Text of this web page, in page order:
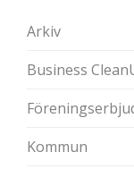
Arkiv
Business
Kommun